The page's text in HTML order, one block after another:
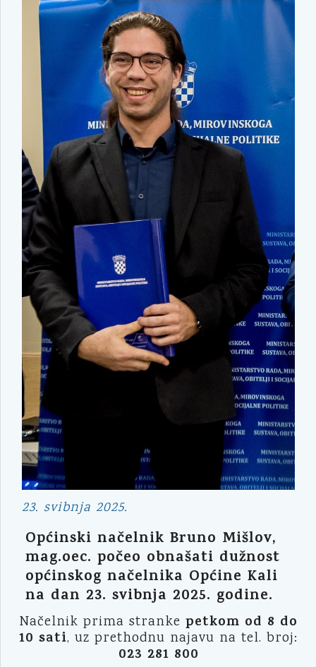
23. svibnja 2025.
Općinski načelnik Bruno Mišlov,
mag.oec. počeo obnašati dužnost
općinskog načelnika Općine Kali
na dan 23. svibnja 2025. godine.
Načelnik prima stranke petkom od 8 do
10 sati, uz prethodnu najavu na tel. broj:
023 281 800